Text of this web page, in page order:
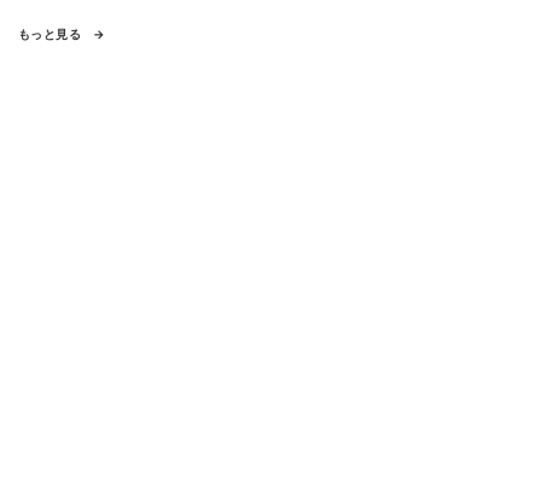
もっと見る